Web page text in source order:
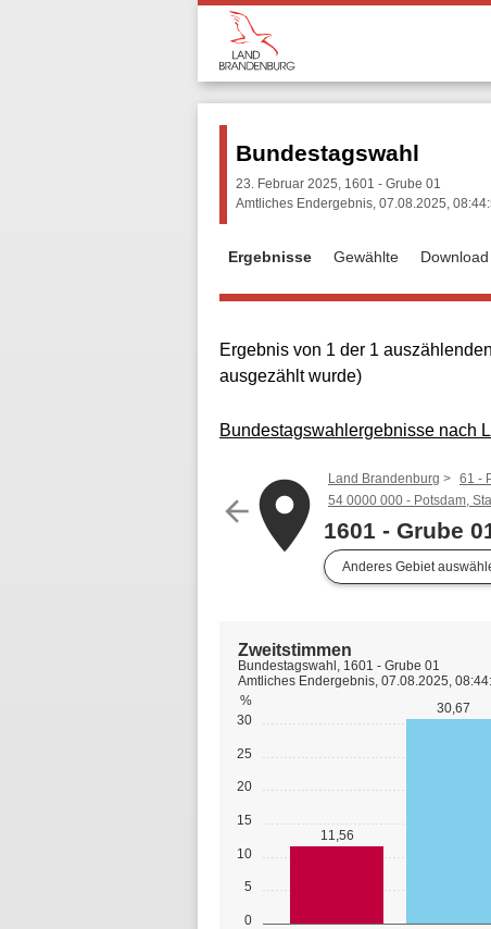
Bundestagswahl
23. Februar 2025, 1601 - Grube 01
Amtliches Endergebnis, 07.08.2025,
Ergebnisse Gewählte Download
Ergebnis von 1 der 1
ausgezählt wurde)
Bundestagswahlergebnisse nach
arrow_backplaceLand Brandenburg
61 -
54 0000 000 - Potsdam,
1601 - Grube
Anderes Gebiet
0
5
10
15
20
25
30
%
11,56
30,67
Zweitstimmen
Bundestagswahl, 1601 - Grube 01
Amtliches Endergebnis, 07.08.2025,